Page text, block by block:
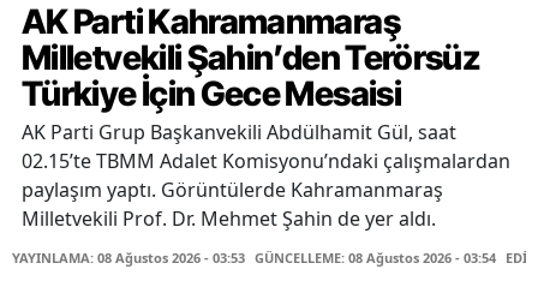
AK Parti Kahramanmaraş
Milletvekili Şahin’den Terörsüz
Türkiye İçin Gece Mesaisi
AK Parti Grup Başkanvekili Abdülhamit Gül, saat
02.15’te TBMM Adalet Komisyonu’ndaki çalışmalardan
paylaşım yaptı. Görüntülerde Kahramanmaraş
Milletvekili Prof. Dr. Mehmet Şahin de yer aldı.
YAYINLAMA: 08 Ağustos 2026 - 03:53 GÜNCELLEME: 08 Ağustos 2026 - 03:54